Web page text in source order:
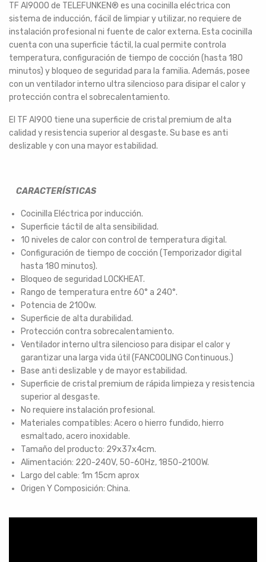
TF AI9000 de TELEFUNKEN® es una cocinilla eléctrica con
sistema de inducción, fácil de limpiar y utilizar, no requiere de
instalación profesional ni fuente de calor externa. Esta cocinilla
cuenta con una superficie táctil, la cual permite controla
temperatura, configuración de tiempo de cocción (hasta 180
minutos) y bloqueo de seguridad para la familia. Además, posee
con un ventilador interno ultra silencioso para disipar el calor y
protección contra el sobrecalentamiento.
El TF AI900 tiene una superficie de cristal premium de alta
calidad y resistencia superior al desgaste. Su base es anti
deslizable y con una mayor estabilidad.
CARACTERÍSTICAS
Cocinilla Eléctrica por inducción.
Superficie táctil de alta sensibilidad.
10 niveles de calor con control de temperatura digital.
Configuración de tiempo de cocción (Temporizador digital
hasta 180 minutos).
Bloqueo de seguridad LOCKHEAT.
Rango de temperatura entre 60° a 240°.
Potencia de 2100w.
Superficie de alta durabilidad.
Protección contra sobrecalentamiento.
Ventilador interno ultra silencioso para disipar el calor y
garantizar una larga vida útil (FANCOOLING Continuous.)
Base anti deslizable y de mayor estabilidad.
Superficie de cristal premium de rápida limpieza y resistencia
superior al desgaste.
No requiere instalación profesional.
Materiales compatibles: Acero o hierro fundido, hierro
esmaltado, acero inoxidable.
Tamaño del producto: 29x37x4cm.
Alimentación: 220-240V, 50-60Hz, 1850-2100W.
Largo del cable: 1m 15cm aprox
Origen Y Composición: China.